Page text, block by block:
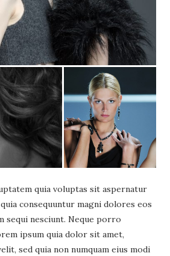
quia voluptas sit aspernatur
consequuntur magni dolores eos
sequi nesciunt. Neque porro
ipsum quia dolor sit amet,
sed quia non numquam eius modi